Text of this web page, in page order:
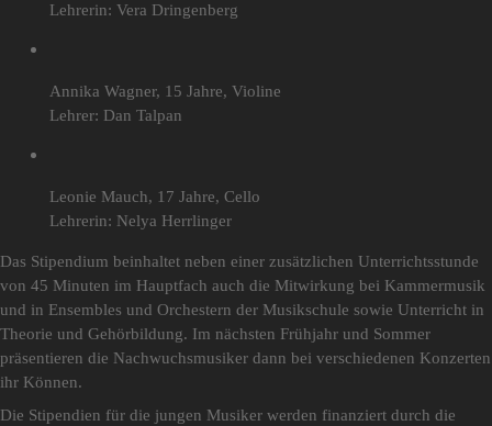
Lehrerin: Vera Dringenberg
Annika Wagner, 15 Jahre, Violine
Lehrer: Dan Talpan
Leonie Mauch, 17 Jahre, Cello
Lehrerin: Nelya Herrlinger
Das Stipendium beinhaltet neben einer zusätzlichen Unterrichtsstunde
von 45 Minuten im Hauptfach auch die Mitwirkung bei Kammermusik
und in Ensembles und Orchestern der Musikschule sowie Unterricht in
Theorie und Gehörbildung. Im nächsten Frühjahr und Sommer
präsentieren die Nachwuchsmusiker dann bei verschiedenen Konzerten
ihr Können.
Die Stipendien für die jungen Musiker werden finanziert durch die